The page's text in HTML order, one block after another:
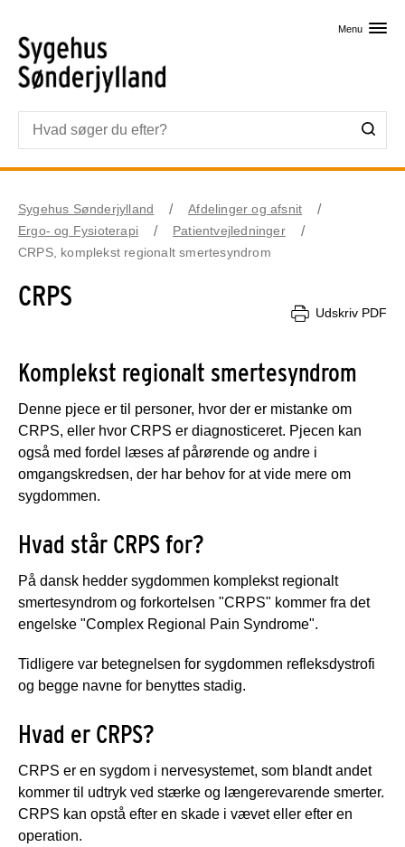
Menu
Sygehus Sønderjylland
Afdelinger og afsnit
Ergo- og Fysioterapi
Patientvejledninger
CRPS, komplekst regionalt smertesyndrom
CRPS
Udskriv PDF
Komplekst regionalt smertesyndrom
Denne pjece er til personer, hvor der er mistanke om
CRPS, eller hvor CRPS er diagnosticeret. Pjecen kan
også med fordel læses af pårørende og andre i
omgangskredsen, der har behov for at vide mere om
sygdommen.
Hvad står CRPS for?
På dansk hedder sygdommen komplekst regionalt
smertesyndrom og forkortelsen "CRPS" kommer fra det
engelske "Complex Regional Pain Syndrome".
Tidligere var betegnelsen for sygdommen refleksdystrofi
og begge navne for benyttes stadig.
Hvad er CRPS?
CRPS er en sygdom i nervesystemet, som blandt andet
kommer til udtryk ved stærke og længerevarende smerter.
CRPS kan opstå efter en skade i vævet eller efter en
operation.